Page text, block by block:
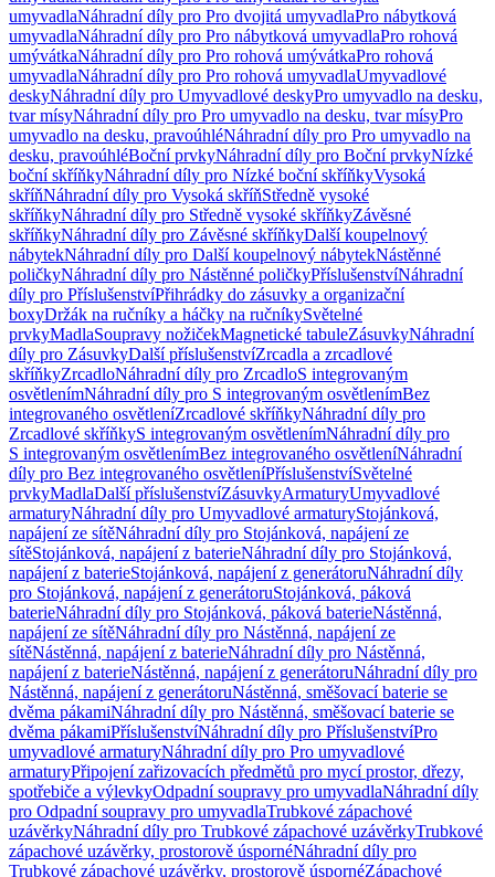
umyvadlaNáhradní díly pro Pro dvojitá umyvadlaPro nábytková
umyvadlaNáhradní díly pro Pro nábytková umyvadlaPro rohová
umývátkaNáhradní díly pro Pro rohová umývátkaPro rohová
umyvadlaNáhradní díly pro Pro rohová umyvadlaUmyvadlové
deskyNáhradní díly pro Umyvadlové deskyPro umyvadlo na desku,
tvar mísyNáhradní díly pro Pro umyvadlo na desku, tvar mísyPro
umyvadlo na desku, pravoúhléNáhradní díly pro Pro umyvadlo na
desku, pravoúhléBoční prvkyNáhradní díly pro Boční prvkyNízké
boční skříňkyNáhradní díly pro Nízké boční skříňkyVysoká
skříňNáhradní díly pro Vysoká skříňStředně vysoké
skříňkyNáhradní díly pro Středně vysoké skříňkyZávěsné
skříňkyNáhradní díly pro Závěsné skříňkyDalší koupelnový
nábytekNáhradní díly pro Další koupelnový nábytekNástěnné
poličkyNáhradní díly pro Nástěnné poličkyPříslušenstvíNáhradní
díly pro PříslušenstvíPřihrádky do zásuvky a organizační
boxyDržák na ručníky a háčky na ručníkySvětelné
prvkyMadlaSoupravy nožičekMagnetické tabuleZásuvkyNáhradní
díly pro ZásuvkyDalší příslušenstvíZrcadla a zrcadlové
skříňkyZrcadloNáhradní díly pro ZrcadloS integrovaným
osvětlenímNáhradní díly pro S integrovaným osvětlenímBez
integrovaného osvětleníZrcadlové skříňkyNáhradní díly pro
Zrcadlové skříňkyS integrovaným osvětlenímNáhradní díly pro
S integrovaným osvětlenímBez integrovaného osvětleníNáhradní
díly pro Bez integrovaného osvětleníPříslušenstvíSvětelné
prvkyMadlaDalší příslušenstvíZásuvkyArmaturyUmyvadlové
armaturyNáhradní díly pro Umyvadlové armaturyStojánková,
napájení ze sítěNáhradní díly pro Stojánková, napájení ze
sítěStojánková, napájení z baterieNáhradní díly pro Stojánková,
napájení z baterieStojánková, napájení z generátoruNáhradní díly
pro Stojánková, napájení z generátoruStojánková, páková
baterieNáhradní díly pro Stojánková, páková baterieNástěnná,
napájení ze sítěNáhradní díly pro Nástěnná, napájení ze
sítěNástěnná, napájení z baterieNáhradní díly pro Nástěnná,
napájení z baterieNástěnná, napájení z generátoruNáhradní díly pro
Nástěnná, napájení z generátoruNástěnná, směšovací baterie se
dvěma pákamiNáhradní díly pro Nástěnná, směšovací baterie se
dvěma pákamiPříslušenstvíNáhradní díly pro PříslušenstvíPro
umyvadlové armaturyNáhradní díly pro Pro umyvadlové
armaturyPřipojení zařizovacích předmětů pro mycí prostor, dřezy,
spotřebiče a výlevkyOdpadní soupravy pro umyvadlaNáhradní díly
pro Odpadní soupravy pro umyvadlaTrubkové zápachové
uzávěrkyNáhradní díly pro Trubkové zápachové uzávěrkyTrubkové
zápachové uzávěrky, prostorově úspornéNáhradní díly pro
Trubkové zápachové uzávěrky, prostorově úspornéZápachové